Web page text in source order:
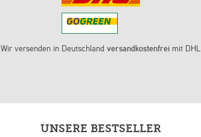
Wir versenden in Deutschlandversandkostenfrei mit DHL
UNSERE BESTSELLER